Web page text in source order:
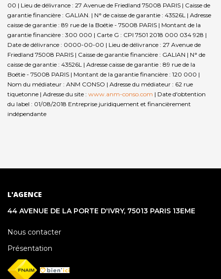
00 | Lieu de délivrance : 27 Avenue de Friedland 75008 PARIS | Caisse de
garantie financière : GALIAN. | N° de caisse de garantie : 43526L | Adresse
caisse de garantie : 89 rue de la Boétie - 75008 PARIS | Montant de la
garantie financière : 300 000 | Carte G : CPI 7501 2018 000 034 928 |
Date de délivrance : 0000-00-00 | Lieu de délivrance : 27 Avenue de
Friedland 75008 PARIS | Caisse de garantie financière : GALIAN | N° de
caisse de garantie : 43526L | Adresse caisse de garantie : 89 rue de la
Boétie - 75008 PARIS | Montant de la garantie financière : 120 000 |
Nom du médiateur : ANM CONSO | Adresse du médiateur : 62 rue
tiquetonne | Adresse du site : www.anm-conso.com | Date d'obtention
du label : 01/08/2018 Entreprise juridiquement et financièrement
indépendante
L'AGENCE
44 AVENUE DE LA PORTE D'IVRY, 75013 PARIS 13EME
Nous contacter
Présentation